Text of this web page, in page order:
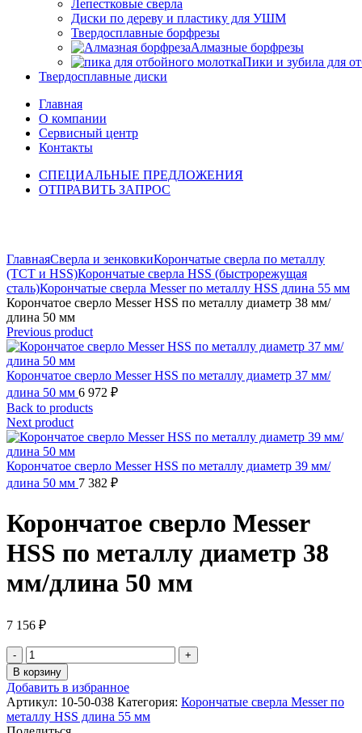
Лепестковые сверла
Диски по дереву и пластику для УШМ
Твердосплавные борфрезы
Алмазные борфрезы
Пики и зубила для
Твердосплавные диски
Главная
О компании
Сервисный центр
Контакты
СПЕЦИАЛЬНЫЕ ПРЕДЛОЖЕНИЯ
ОТПРАВИТЬ ЗАПРОС
ГлавнаяСверла и зенковкиКорончатые сверла по металлу
(TCT и HSS)Корончатые сверла HSS (быстрорежущая
сталь)Корончатые сверла Messer по металлу HSS длина 55 мм
Корончатое сверло Messer HSS по металлу диаметр 38 мм/
длина 50 мм
Previous product
Корончатое сверло Messer HSS по металлу диаметр 37 мм/
длина 50 мм 6 972 ₽
Back to products
Next product
Корончатое сверло Messer HSS по металлу диаметр 39 мм/
длина 50 мм 7 382 ₽
Корончатое сверло Messer
HSS по металлу диаметр 38
мм/длина 50 мм
7 156 ₽
Количество
товара
Корончатое
сверло
Messer
HSS
В корзину
Добавить в избранное
Артикул: 10-50-038 Категория: Корончатые сверла Messer по
металлу HSS длина 55 мм